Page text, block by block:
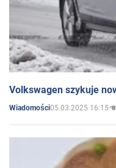
Volkswagen szykuje
Wiadomości05.03.2025 16:15